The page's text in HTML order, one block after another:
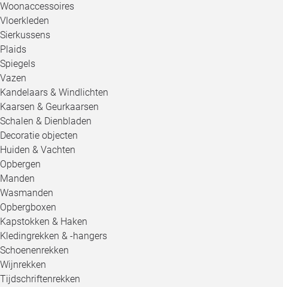
Woonaccessoires
Vloerkleden
Sierkussens
Plaids
Spiegels
Vazen
Kandelaars & Windlichten
Kaarsen & Geurkaarsen
Schalen & Dienbladen
Decoratie objecten
Huiden & Vachten
Opbergen
Manden
Wasmanden
Opbergboxen
Kapstokken & Haken
Kledingrekken & -hangers
Schoenenrekken
Wijnrekken
Tijdschriftenrekken